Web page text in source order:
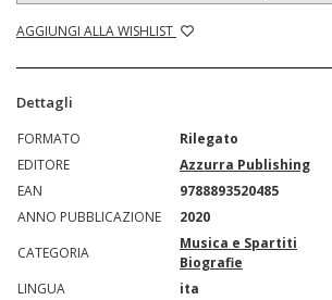
AGGIUNGI ALLA WISHLIST
Dettagli
FORMATO
Rilegato
EDITORE
Azzurra Publishing
EAN
9788893520485
ANNO PUBBLICAZIONE
2020
CATEGORIA
Musica e Spartiti
Biografie
LINGUA
ita